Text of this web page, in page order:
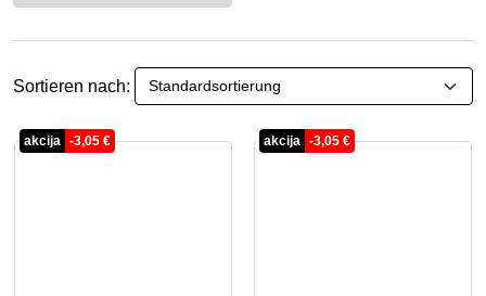
Sortieren nach:
akcija -3,05€ akcija -3,05 €